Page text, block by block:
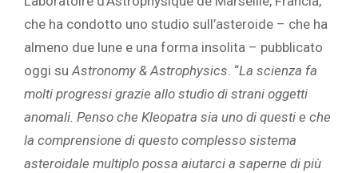
che ha condotto uno studio sull’asteroide – che ha
almeno due lune e una forma insolita – pubblicato
oggi su Astronomy & Astrophysics. “La scienza fa
molti progressi grazie allo studio di strani oggetti
anomali. Penso che Kleopatra sia uno di questi e che
la comprensione di questo complesso sistema
asteroidale multiplo possa aiutarci a saperne di più